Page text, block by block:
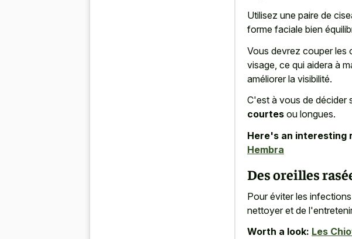
Utilisez une paire de
forme faciale bien
Vous devrez couper les
visage, ce qui aidera à
améliorer la visibilité.
C'est à vous de décider
courtes ou longues.
Here's an interesting
Hembra
Des oreilles
Pour éviter les
nettoyer et de
Worth a look: Les